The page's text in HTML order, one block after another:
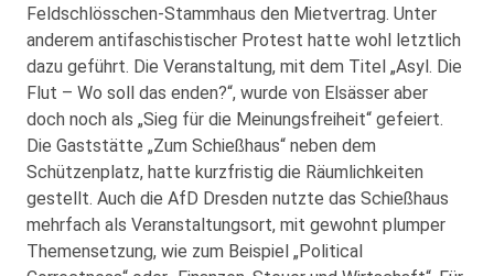
Feldschlösschen-Stammhaus den Mietvertrag. Unter
anderem antifaschistischer Protest hatte wohl letztlich
dazu geführt. Die Veranstaltung, mit dem Titel „Asyl. Die
Flut – Wo soll das enden?“, wurde von Elsässer aber
doch noch als „Sieg für die Meinungsfreiheit“ gefeiert.
Die Gaststätte „Zum Schießhaus“ neben dem
Schützenplatz, hatte kurzfristig die Räumlichkeiten
gestellt. Auch die AfD Dresden nutzte das Schießhaus
mehrfach als Veranstaltungsort, mit gewohnt plumper
Themensetzung, wie zum Beispiel „Political